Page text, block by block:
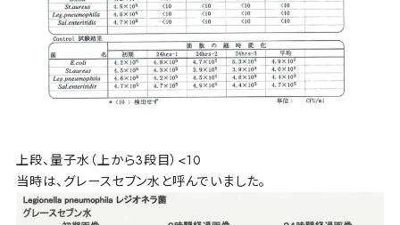
上段、量子水（上から3段目）<10
当時は、グレースセブン水と呼んでいました。